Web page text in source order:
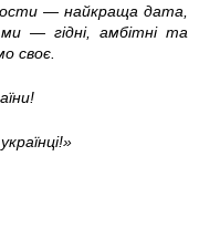
— найкраща дата,
— гідні, амбітні та
своє.